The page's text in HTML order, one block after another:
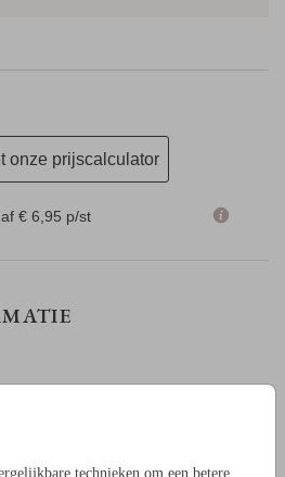
technieken om een betere
onze prijscalculator
€ 6,95 p/st
unieke stijlvolle kaart.